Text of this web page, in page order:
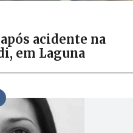
acidente na
em Laguna